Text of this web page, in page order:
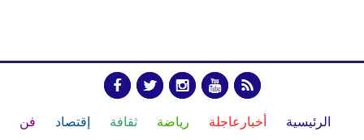
الرئيسية أخبارعاجلة رياضة ثقافة إقتصاد فن